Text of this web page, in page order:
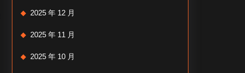
2025 年 12 月
2025 年 11 月
2025 年 10 月